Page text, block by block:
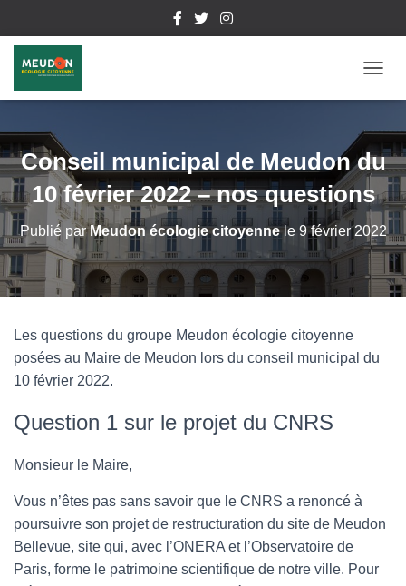
É
L
E
L
N
A
I
Conseil municipal de Meudon du
10 février 2022 – nos questions
Publié parMeudon écologie citoyennele 9 février 2022
Les questions du groupe Meudon écologie citoyenne
posées au Maire de Meudon lors du conseil municipal du
10 février 2022.
Question 1 sur le projet du CNRS
Monsieur le Maire,
Vous n’êtes pas sans savoir que le CNRS a renoncé à
poursuivre son projet de restructuration du site de Meudon
Bellevue, site qui, avec l’ONERA et l’Observatoire de
Paris, forme le patrimoine scientifique de notre ville. Pour